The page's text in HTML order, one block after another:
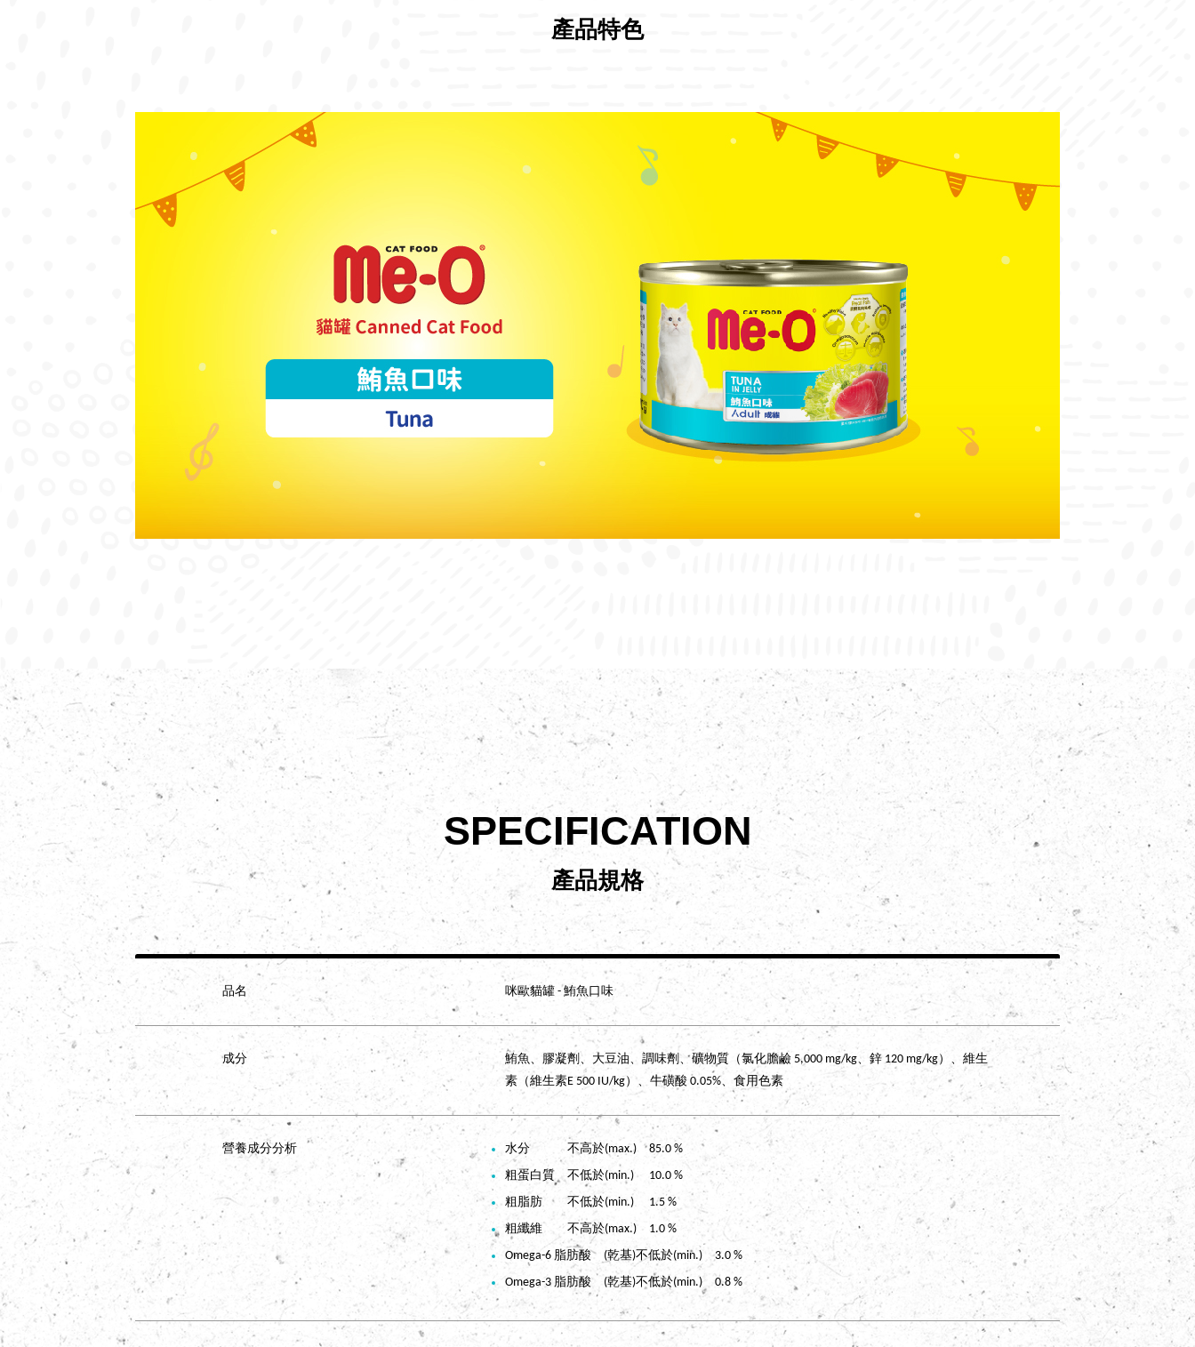
Dog ．
產品特色
SPECIFICATION
產品規格
品名 咪歐貓罐 - 鮪魚口味
成分
鮪魚、膠凝劑、大豆油、調味劑、礦物質（氯化膽鹼 5,000 mg/kg、鋅 120 mg/kg）、維生
素（維生素E 500 IU/kg）、牛磺酸 0.05%、食用色素
營養成分分析
水分 不高於(max.) 85.0 %
粗蛋白質 不低於(min.) 10.0 %
粗脂肪 不低於(min.) 1.5 %
粗纖維 不高於(max.) 1.0 %
Omega-6 脂肪酸 (乾基)不低於(min.) 3.0 %
Omega-3 脂肪酸 (乾基)不低於(min.) 0.8 %